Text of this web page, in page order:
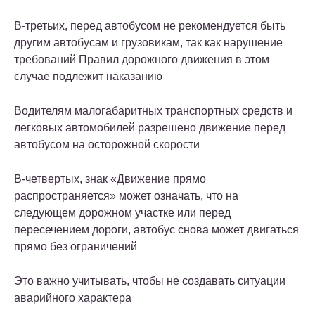
В-третьих, перед автобусом не рекомендуется быть
другим автобусам и грузовикам, так как нарушение
требований Правил дорожного движения в этом
случае подлежит наказанию
Водителям малогабаритных транспортных средств и
легковых автомобилей разрешено движение перед
автобусом на осторожной скорости
В-четвертых, знак «Движение прямо
распространяется» может означать, что на
следующем дорожном участке или перед
пересечением дороги, автобус снова может двигаться
прямо без ограничений
Это важно учитывать, чтобы не создавать ситуации
аварийного характера